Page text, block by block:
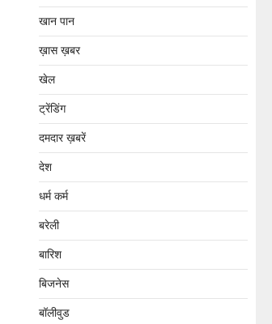
खान पान
ख़ास ख़बर
खेल
ट्रेंडिंग
दमदार ख़बरें
देश
धर्म कर्म
बरेली
बारिश
बिजनेस
बॉलीवुड